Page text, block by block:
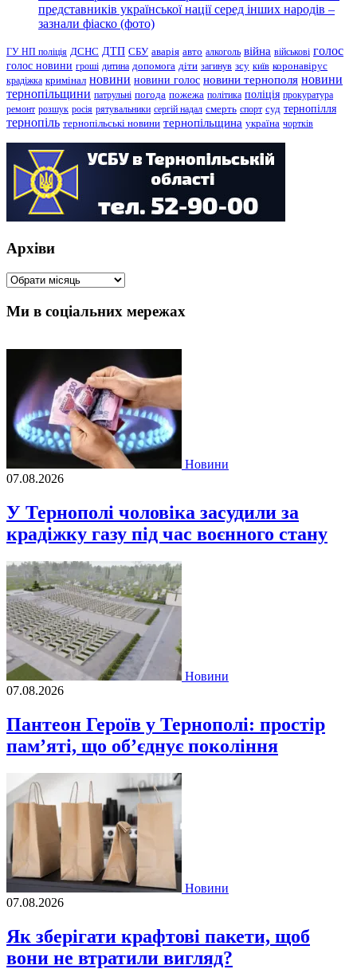
представників української нації серед інших народів –
зазнали фіаско (фото)
ГУ НП поліція ДСНС ДТП СБУ аварія авто алкоголь війна військові голос
голос новини гроші дитина допомога діти загинув зсу київ коронавірус
крадіжка кримінал новини новини голос новини тернополя новини
тернопільщини патрульні погода пожежа політика поліція прокуратура
ремонт розшук росія рятувальники сергій надал смерть спорт суд тернопілля
тернопіль тернопільські новини тернопільщина україна чортків
Архіви
Архіви
Ми в соціальних мережах
Новини
07.08.2026
У Тернополі чоловіка засудили за
крадіжку газу під час воєнного стану
Новини
07.08.2026
Пантеон Героїв у Тернополі: простір
пам’яті, що об’єднує покоління
Новини
07.08.2026
Як зберігати крафтові пакети, щоб
вони не втратили вигляд?